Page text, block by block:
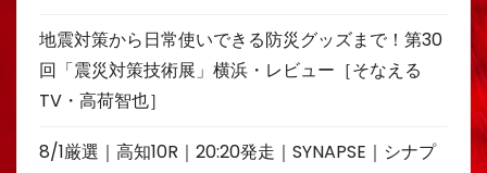
地震対策から日常使いできる防災グッズまで！第30
回「震災対策技術展」横浜・レビュー［そなえる
TV・高荷智也］
8/1厳選｜高知10R｜20:20発走｜SYNAPSE｜シナプ